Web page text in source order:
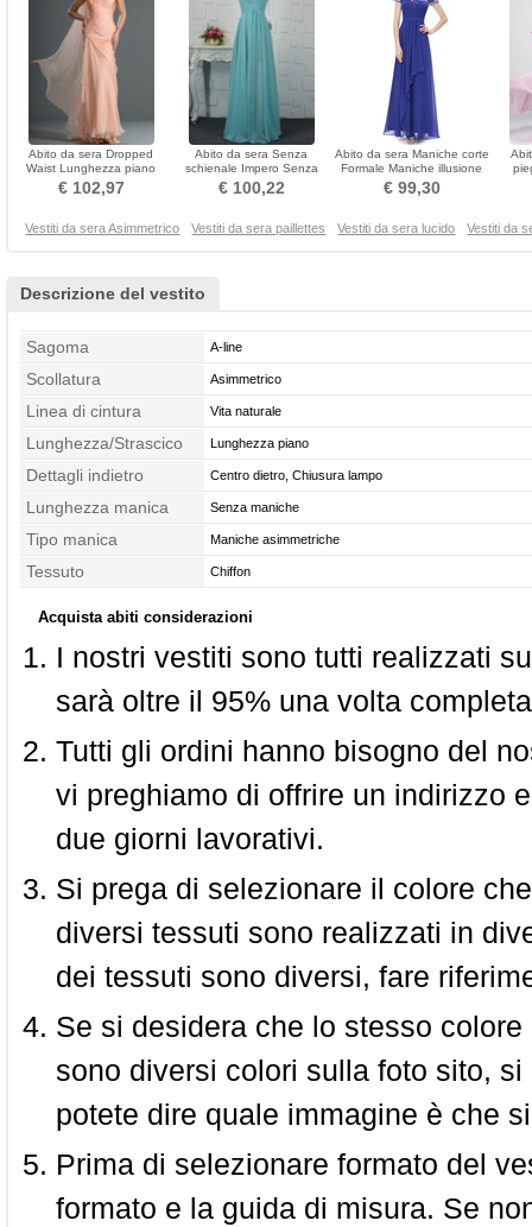
Abito da sera Dropped
Waist Lunghezza piano
Cameriera di mare
€ 102,97
Abito da sera Senza
schienale Impero Senza
maniche Moderno Spazzola
Treno
€ 100,22
Abito da sera Maniche corte
Formale Maniche illusione
Vita naturale
€ 99,30
Vestiti da sera Asimmetrico Vestiti da sera paillettes Vestiti da sera lucido Vestiti da
Descrizione del vestito
Sagoma A-line
Scollatura Asimmetrico
Linea di cintura Vita naturale
Lunghezza/Strascico Lunghezza piano
Dettagli indietro Centro dietro, Chiusura lampo
Lunghezza manica Senza maniche
Tipo manica Maniche asimmetriche
Tessuto Chiffon
Acquista abiti considerazioni
I nostri vestiti sono tutti realizzati
sarà oltre il 95% una volta
Tutti gli ordini hanno bisogno del
vi preghiamo di offrire un indirizzo
due giorni lavorativi.
Si prega di selezionare il colore
diversi tessuti sono realizzati in
dei tessuti sono diversi, fare
Se si desidera che lo stesso
sono diversi colori sulla foto sito,
potete dire quale immagine è che
Prima di selezionare formato del
formato e la guida di misura. Se